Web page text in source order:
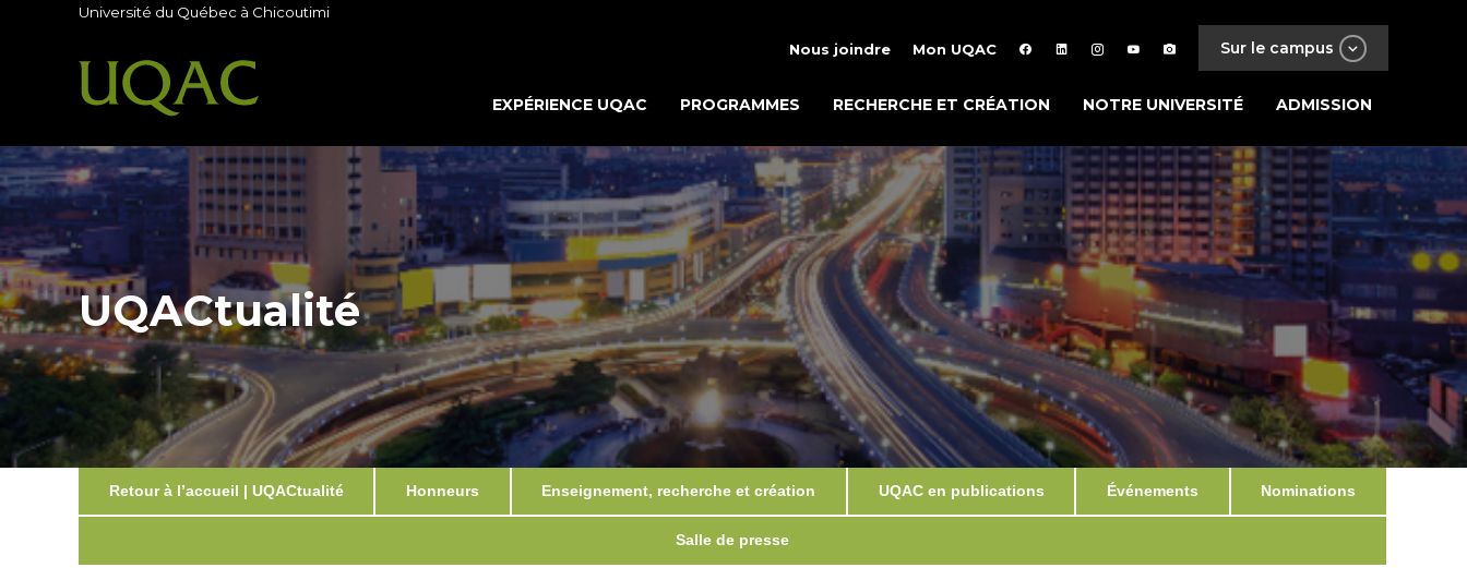
Université du Québec à Chicoutimi
Sur le campus
Nous joindre Mon UQAC
EXPÉRIENCE UQAC PROGRAMMES RECHERCHE ET CRÉATION NOTRE UNIVERSITÉ ADMISSION
UQACtualité
Retour à l’accueil | UQACtualité Honneurs Enseignement, recherche et création UQAC en publications Événements Nominations
Salle de presse